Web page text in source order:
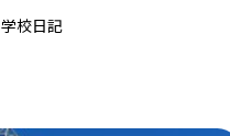
学校日記